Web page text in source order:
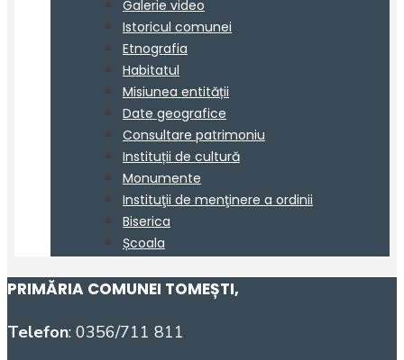
PRIMĂRIA COMUNEI TOMEȘTI,
Telefon: 0356/711 811